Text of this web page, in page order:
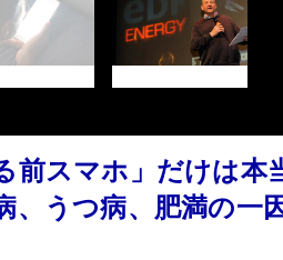
る前スマホ」だけは
、うつ病、肥満の一